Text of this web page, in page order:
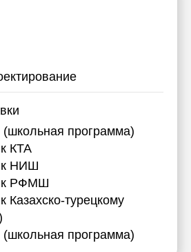
(школьная программа)
КТА
к НИШ
к РФМШ
Казахско-турецкому
(школьная программа)